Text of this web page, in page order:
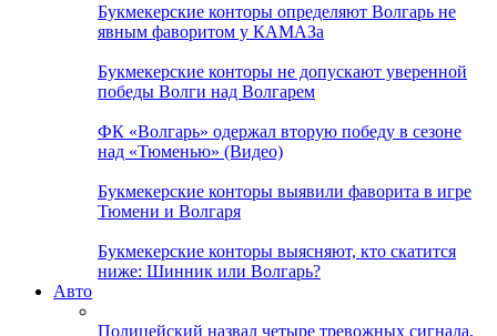
Букмекерские конторы определяют Волгарь не
явным фаворитом у КАМАЗа
Букмекерские конторы не допускают уверенной
победы Волги над Волгарем
ФК «Волгарь» одержал вторую победу в сезоне
над «Тюменью» (Видео)
Букмекерские конторы выявили фаворита в игре
Тюмени и Волгаря
Букмекерские конторы выясняют, кто скатится
ниже: Шинник или Волгарь?
Авто
Полицейский назвал четыре тревожных сигнала,